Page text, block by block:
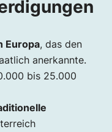
Europa, das den
anerkannte.
bis 25.000